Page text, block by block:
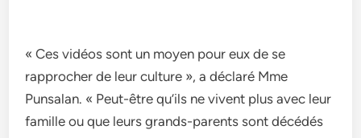
« Ces vidéos sont un moyen pour eux de se
rapprocher de leur culture », a déclaré Mme
Punsalan. « Peut-être qu’ils ne vivent plus avec leur
famille ou que leurs grands-parents sont décédés